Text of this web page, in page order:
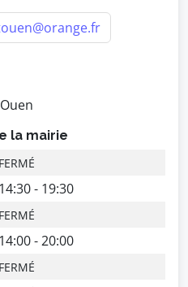
la mairie
FERMÉ
14:30 - 19:30
FERMÉ
14:00 - 20:00
FERMÉ